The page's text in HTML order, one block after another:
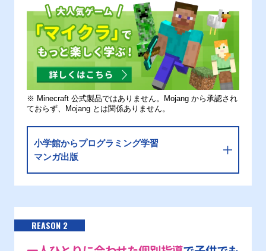
※ Minecraft 公式製品ではありません。Mojang から承認され
ておらず、Mojang とは関係ありません。
小学館からプログラミング学習
マンガ出版
REASON 2